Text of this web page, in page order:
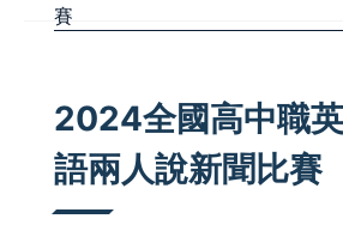
賽
2024全國高中職英
語兩人說新聞比賽